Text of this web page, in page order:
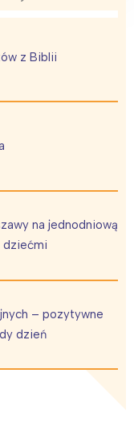
z Biblii
na jednodniową
dziećmi
– pozytywne
dzień